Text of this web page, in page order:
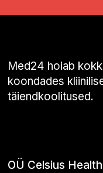
Med24 hoiab
koondades
täiendkoolitused.
OÜ Celsius